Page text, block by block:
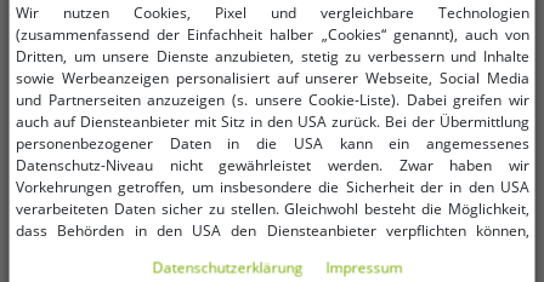
Wir nutzen Cookies, Pixel und vergleichbare Technologien
(zusammenfassend der Einfachheit halber „Cookies“ genannt), auch von
Dritten, um unsere Dienste anzubieten, stetig zu verbessern und Inhalte
sowie Werbeanzeigen personalisiert auf unserer Webseite, Social Media
und Partnerseiten anzuzeigen (s. unsere Cookie-Liste). Dabei greifen wir
auch auf Diensteanbieter mit Sitz in den USA zurück. Bei der Übermittlung
personenbezogener Daten in die USA kann ein angemessenes
Datenschutz-Niveau nicht gewährleistet werden. Zwar haben wir
Vorkehrungen getroffen, um insbesondere die Sicherheit der in den USA
verarbeiteten Daten sicher zu stellen. Gleichwohl besteht die Möglichkeit,
dass Behörden in den USA den Diensteanbieter verpflichten können,
im Einzelfall auf Basis entsprechender US-Gesetzgebung, ein wirksamer
Daten­schutz­erklärung Impressum